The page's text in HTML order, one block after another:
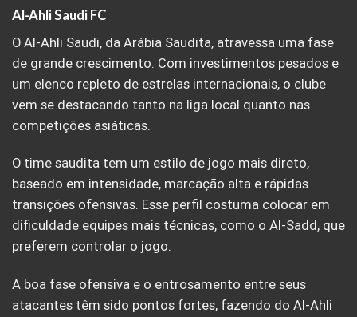
Al-Ahli Saudi FC
O Al-Ahli Saudi, da Arábia Saudita, atravessa uma fase
de grande crescimento. Com investimentos pesados e
um elenco repleto de estrelas internacionais, o clube
vem se destacando tanto na liga local quanto nas
competições asiáticas.
O time saudita tem um estilo de jogo mais direto,
baseado em intensidade, marcação alta e rápidas
transições ofensivas. Esse perfil costuma colocar em
dificuldade equipes mais técnicas, como o Al-Sadd, que
preferem controlar o jogo.
A boa fase ofensiva e o entrosamento entre seus
atacantes têm sido pontos fortes, fazendo do Al-Ahli